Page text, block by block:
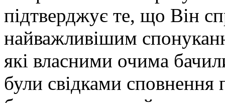
підтверджує те, що Він
найважливішим
які власними очима
були свідками сповнення